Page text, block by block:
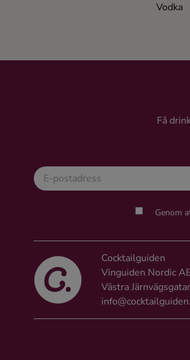
Vodka
Få
Genom
Cocktailguiden
Vinguiden Nordic
Västra